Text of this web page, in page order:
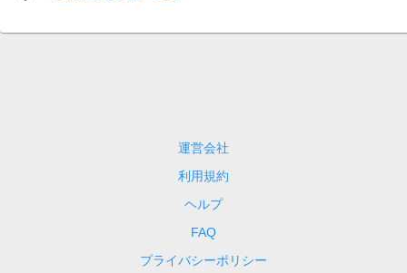
運営会社
利用規約
ヘルプ
FAQ
プライバシーポリシー